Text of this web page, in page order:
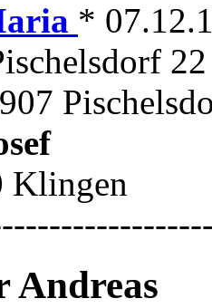
*
Klingen
Andreas